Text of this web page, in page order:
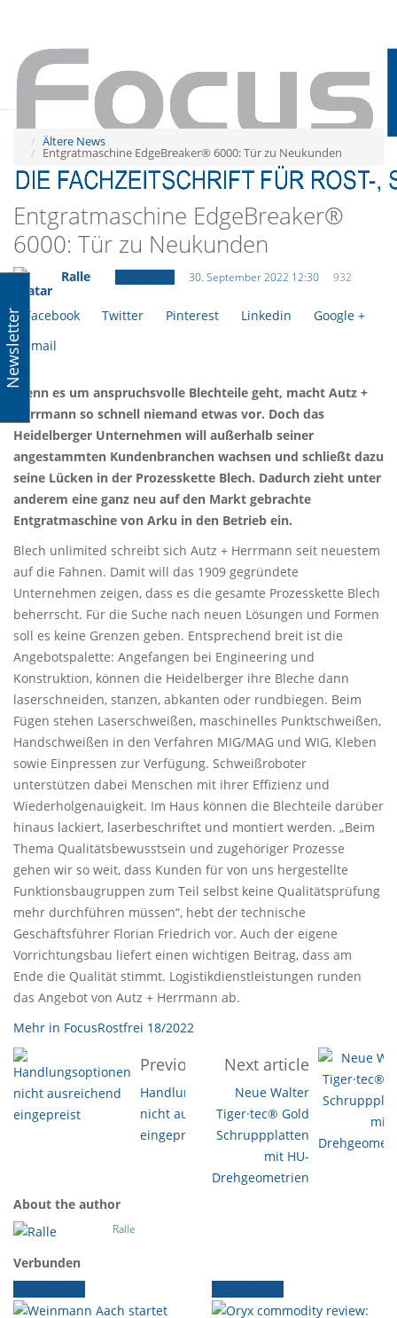
Ältere News
Entgratmaschine EdgeBreaker® 6000: Tür zu Neukunden
Entgratmaschine EdgeBreaker®
6000: Tür zu Neukunden
Ralle 30. September 2022 12:30 932
Facebook Twitter Pinterest Linkedin
Google +
Email
Wenn es um anspruchsvolle Blechteile geht, macht Autz +
Herrmann so schnell niemand etwas vor. Doch das
Heidelberger Unternehmen will außerhalb seiner
angestammten Kundenbranchen wachsen und schließt dazu
seine Lücken in der Prozesskette Blech. Dadurch zieht unter
anderem eine ganz neu auf den Markt gebrachte
Entgratmaschine von Arku in den Betrieb ein.
Blech unlimited schreibt sich Autz + Herrmann seit neuestem
auf die Fahnen. Damit will das 1909 gegründete
Unternehmen zeigen, dass es die gesamte Prozesskette Blech
beherrscht. Für die Suche nach neuen Lösungen und Formen
soll es keine Grenzen geben. Entsprechend breit ist die
Angebotspalette: Angefangen bei Engineering und
Konstruktion, können die Heidelberger ihre Bleche dann
laserschneiden, stanzen, abkanten oder rundbiegen. Beim
Fügen stehen Laserschweißen, maschinelles Punktschweißen,
Handschweißen in den Verfahren MIG/MAG und WIG, Kleben
sowie Einpressen zur Verfügung. Schweißroboter
unterstützen dabei Menschen mit ihrer Effizienz und
Wiederholgenauigkeit. Im Haus können die Blechteile darüber
hinaus lackiert, laserbeschriftet und montiert werden. „Beim
Thema Qualitätsbewusstsein und zugehöriger Prozesse
gehen wir so weit, dass Kunden für von uns hergestellte
Funktionsbaugruppen zum Teil selbst keine Qualitätsprüfung
mehr durchführen müssen“, hebt der technische
Geschäftsführer Florian Friedrich vor. Auch der eigene
Vorrichtungsbau liefert einen wichtigen Beitrag, dass am
Ende die Qualität stimmt. Logistikdienstleistungen runden
das Angebot von Autz + Herrmann ab.
Mehr in FocusRostfrei 18/2022
Previous article
Handlungsoptionen
nicht ausreichend
eingepreist
Next article
Neue Walter
Tiger·tec® Gold
Schruppplatten
mit HU-
Drehgeometrien
About the author
Ralle
Verbunden
Newsletter